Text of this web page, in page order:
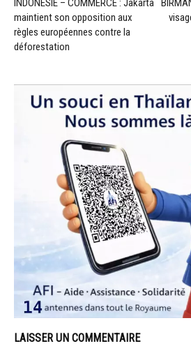
INDONÉSIE – COMMERCE : Jakarta
maintient son opposition aux
règles européennes contre la
déforestation
LAISSER UN COMMENTAIRE